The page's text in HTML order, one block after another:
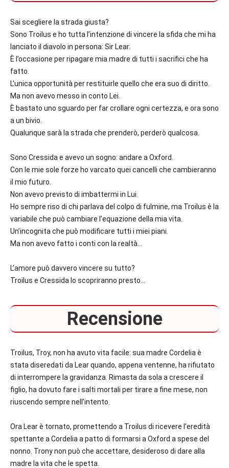
Sai scegliere la strada giusta?
Sono Troilus e ho tutta l’intenzione di vincere la sfida che mi ha
lanciato il diavolo in persona: Sir Lear.
È l’occasione per ripagare mia madre di tutti i sacrifici che ha
fatto.
L’unica opportunità per restituirle quello che era suo di diritto.
Ma non avevo messo in conto Lei.
È bastato uno sguardo per far crollare ogni certezza, e ora sono
a un bivio.
Qualunque sarà la strada che prenderò, perderò qualcosa.
Sono Cressida e avevo un sogno: andare a Oxford.
Con le mie sole forze ho varcato quei cancelli che cambieranno
il mio futuro.
Non avevo previsto di imbattermi in Lui.
Ho sempre riso di chi parlava del colpo di fulmine, ma Troilus è la
variabile che può cambiare l’equazione della mia vita.
Un’incognita che può modificare tutti i miei piani.
Ma non avevo fatto i conti con la realtà…
L’amore può davvero vincere su tutto?
Troilus e Cressida lo scopriranno presto…
Recensione
Troilus, Troy, non ha avuto vita facile: sua madre Cordelia è
stata diseredati da Lear quando, appena ventenne, ha rifiutato
di interrompere la gravidanza. Rimasta da sola a crescere il
figlio, ha dovuto fare i salti mortali per tirare a fine mese, non
riuscendo sempre nell’intento.
Ora Lear è tornato, promettendo a Troilus di ricevere l’eredità
spettante a Cordelia a patto di formarsi a Oxford a spese del
nonno. Trony non può che accettare, desideroso di dare alla
madre la vita che le spetta.